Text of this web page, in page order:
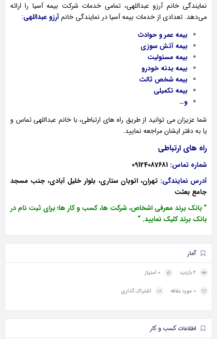
نمایندگی خانم آرزو عبداللهی، تمامی خدمات شرکت بیمه آسیا را ارائه
می‌دهد. تعدادی از خدمات بیمه آسیا در نمایندگی خانمآرزو عبداللهی:
بیمه عمر و حوادث
بیمه آتش سوزی
بیمه مسئولیت
بیمه بدنه خودرو
بیمه شخص ثالث
بیمه تکمیلی
و…
شما عزیزان می توانید از طریق راه های ارتباطی، با خانم عبداللهی تماس و
یا به دفتر ایشان مراجعه نمایید.
راه های ارتباطی
شماره تماس: 09124087681
آدرس نمایندگی: تهران، اتوبان ستاری، بلوار خلیل آبادی، جنب مسجد
جامع بعثت
” بانک برند معرفی اشخاص، شرکت ها، کسب و کار ها؛ برای ثبت نام در
بانک برند کلیک نمایید. “
آمار
2 بازدید 0 امتیاز
0 مورد علاقه اشتراک گذاری
اطلاعات کسب و کار